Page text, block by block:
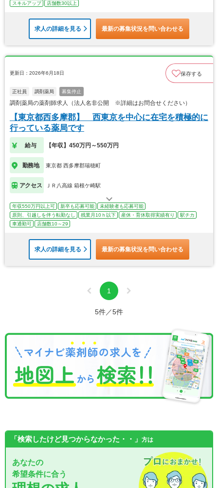
スキルアップ
店舗数30以上
求人の詳細を見る 最新の募集状況を問い合わせる
更新日：2026年6月18日 保存する
正社員 調剤薬局 募集停止
調剤薬局の薬剤師求人（法人名非公開 ※詳細はお問合せください）
【東京都西多摩郡】 西東京を中心に在宅を積極的に
行っている薬局です
給与 【年収】450万円～550万円
勤務地 東京都 西多摩郡瑞穂町
アクセス ＪＲ八高線 箱根ケ崎駅
年収550万円以上可 新卒も応募可能
未経験者も応募可能
原則、引越しを伴う転勤なし
残業月10ｈ以下 産休・育休取得実績有り
駅チカ
車通勤可
店舗数10～29
求人の詳細を見る 最新の募集状況を問い合わせる
1
5件／5件
「検索したけど見つからなかった・・」 方は
あなたの
希望条件に合う